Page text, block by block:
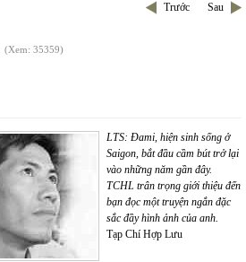
Trước Sau
(Xem: 35359)
LTS: Đami, hiện sinh sống ở
Saigon, bắt đầu cầm bút trở lại
vào những năm gần đây.
TCHL trân trọng giới thiệu đến
bạn đọc một truyện ngắn đặc
sắc đầy hình ảnh của anh.
Tạp Chí Hợp Lưu